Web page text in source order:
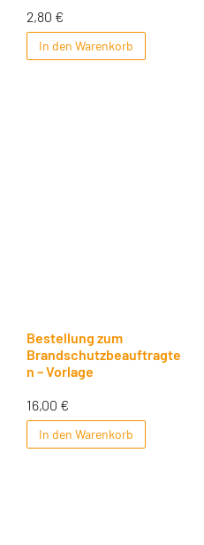
2,80 €
In den Warenkorb
Bestellung zum
Brandschutzbeauftragte
n – Vorlage
16,00 €
In den Warenkorb